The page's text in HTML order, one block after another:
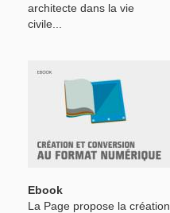
architecte dans la vie
civile...
Ebook
La Page propose la création